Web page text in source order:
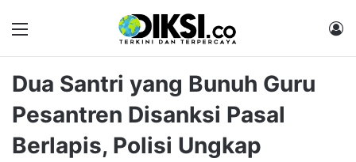
Dua Santri yang Bunuh Guru
Pesantren Disanksi Pasal
Berlapis, Polisi Ungkap